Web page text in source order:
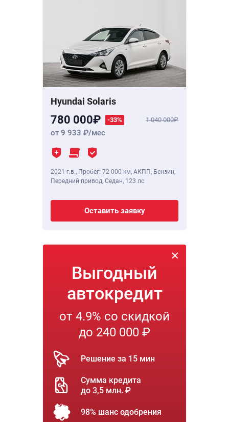
Hyundai Solaris
780 000 -33% 1 040 000
от 9 933 /мес
2021 г.в., Пробег: 72 000 км, АКПП, Бензин,
Передний привод, Седан, 123 лс
Оставить заявку
Выгодный
автокредит
от 4.9% со скидкой
до 240 000 ₽
Решение за 15 мин
Сумма кредита
до 3,5 млн. ₽
98% шанс одобрения